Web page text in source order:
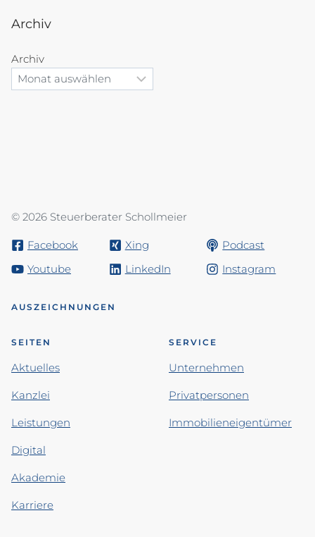
Archiv
Archiv
© 2026 Steuerberater Schollmeier
Facebook Xing
Podcast
Youtube
LinkedIn Instagram
AUSZEICHNUNGEN
SEITEN
Aktuelles
Kanzlei
Leistungen
Digital
Akademie
Karriere
SERVICE
Unternehmen
Privatpersonen
Immobilieneigentümer